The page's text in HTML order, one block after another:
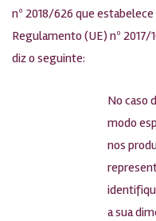
nº 2018/626 que
Regulamento (UE) nº 2017/
diz o seguinte:
No caso
modo
nos
a sua